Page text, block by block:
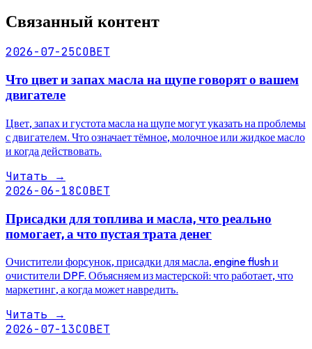
Связанный контент
2026-07-25СОВЕТ
Что цвет и запах масла на щупе говорят о вашем
двигателе
Цвет, запах и густота масла на щупе могут указать на проблемы
с двигателем. Что означает тёмное, молочное или жидкое масло
и когда действовать.
Читать →
2026-06-18СОВЕТ
Присадки для топлива и масла, что реально
помогает, а что пустая трата денег
Очистители форсунок, присадки для масла, engine flush и
очистители DPF. Объясняем из мастерской: что работает, что
маркетинг, а когда может навредить.
Читать →
2026-07-13СОВЕТ